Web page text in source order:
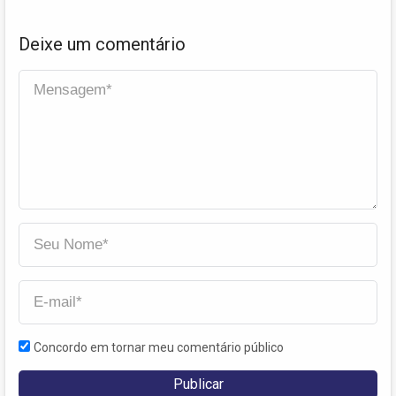
Deixe um comentário
Concordo em tornar meu comentário público